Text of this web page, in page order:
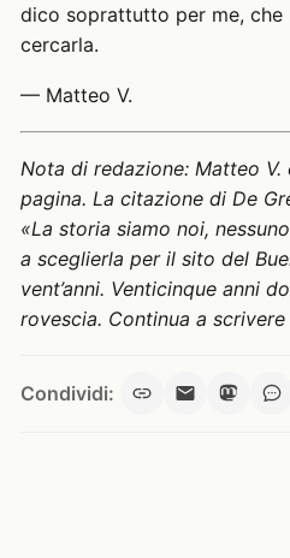
dico soprattutto per me, che
cercarla.
— Matteo V.
Nota di redazione: Matteo
pagina. La citazione di De
«La storia siamo noi,
a sceglierla per il sito del
vent’anni. Venticinque anni
rovescia. Continua a scrivere
Condividi: